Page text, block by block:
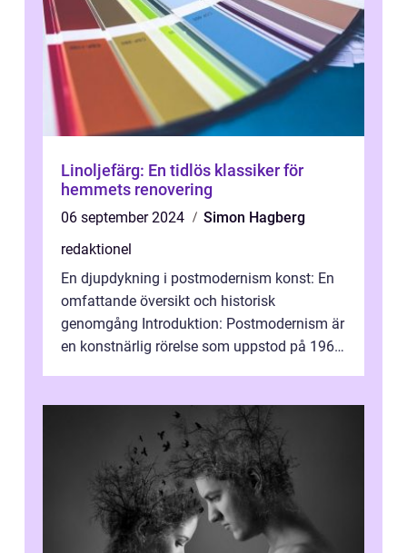
Linoljefärg: En tidlös klassiker för
hemmets renovering
06 september 2024
Simon Hagberg
redaktionel
En djupdykning i postmodernism konst: En
omfattande översikt och historisk
genomgång Introduktion: Postmodernism är
en konstnärlig rörelse som uppstod på 1960-